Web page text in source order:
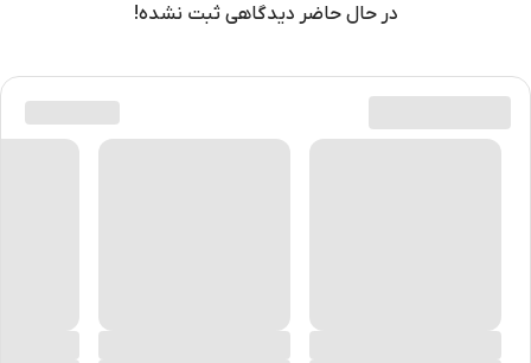
در حال حاضر دیدگاهی ثبت نشده!